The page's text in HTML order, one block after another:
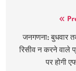
navigation
जनगणना: बुधवार
रिसीव न करने वाले
पर होगी